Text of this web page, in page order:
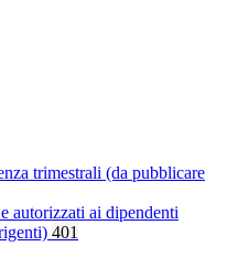
trimestrali (da pubblicare
autorizzati ai dipendenti
401